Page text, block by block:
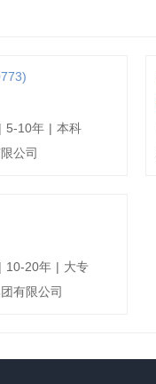
| 5-10年 | 本科
公司
| 10-20年 | 大专
有限公司